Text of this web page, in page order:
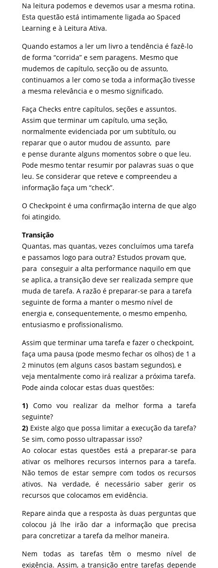
Na leitura podemos e devemos usar a mesma rotina.
Esta questão está intimamente ligada ao Spaced
Learning e à Leitura Ativa.
Quando estamos a ler um livro a tendência é fazê-lo
de forma “corrida” e sem paragens. Mesmo que
mudemos de capítulo, secção ou de assunto,
continuamos a ler como se toda a informação tivesse
a mesma relevância e o mesmo significado.
Faça Checks entre capítulos, seções e assuntos.
Assim que terminar um capítulo, uma seção,
normalmente evidenciada por um subtítulo, ou
reparar que o autor mudou de assunto, pare
e pense durante alguns momentos sobre o que leu.
Pode mesmo tentar resumir por palavras suas o que
leu. Se considerar que reteve e compreendeu a
informação faça um “check”.
O Checkpoint é uma confirmação interna de que algo
foi atingido.
Transição
Quantas, mas quantas, vezes concluímos uma tarefa
e passamos logo para outra? Estudos provam que,
para conseguir a alta performance naquilo em que
se aplica, a transição deve ser realizada sempre que
muda de tarefa. A razão é preparar-se para a tarefa
seguinte de forma a manter o mesmo nível de
energia e, consequentemente, o mesmo empenho,
entusiasmo e profissionalismo.
Assim que terminar uma tarefa e fazer o checkpoint,
faça uma pausa (pode mesmo fechar os olhos) de 1 a
2 minutos (em alguns casos bastam segundos), e
veja mentalmente como irá realizar a próxima tarefa.
Pode ainda colocar estas duas questões:
1)Como vou realizar da melhor forma a tarefa
seguinte?
2) Existe algo que possa limitar a execução da tarefa?
Se sim, como posso ultrapassar isso?
Ao colocar estas questões está a preparar-se para
ativar os melhores recursos internos para a tarefa.
Não temos de estar sempre com todos os recursos
ativos. Na verdade, é necessário saber gerir os
recursos que colocamos em evidência.
Repare ainda que a resposta às duas perguntas que
colocou já lhe irão dar a informação que precisa
para concretizar a tarefa da melhor maneira.
Nem todas as tarefas têm o mesmo nível de
exigência. Assim, a transição entre tarefas depende